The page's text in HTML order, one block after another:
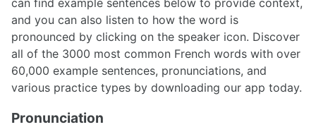
can find example sentences below to provide context,
and you can also listen to how the word is
pronounced by clicking on the speaker icon. Discover
all of the 3000 most common French words with over
60,000 example sentences, pronunciations, and
various practice types by downloading our app today.
Pronunciation